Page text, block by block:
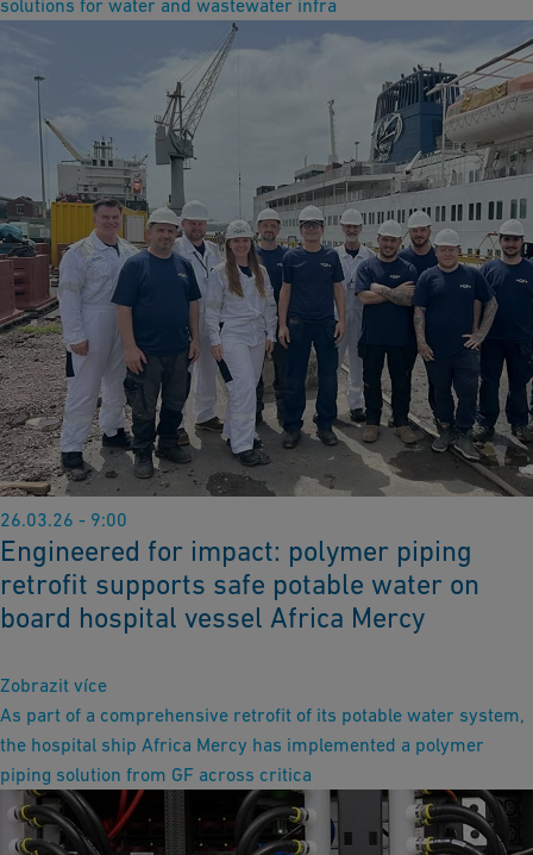
solutions for water and wastewater infra
26.03.26 - 9:00
Engineered for impact: polymer piping
retrofit supports safe potable water on
board hospital vessel Africa Mercy
Zobrazit více
As part of a comprehensive retrofit of its potable water system,
the hospital ship Africa Mercy has implemented a polymer
piping solution from GF across critica